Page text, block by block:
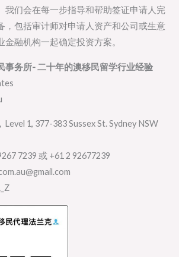
我们会在每一步指导和帮助签证申请人完
，包括审计师对申请人资产和公司或生意
金融机构一起确定投资方案。
事务所- 二十年的澳移民留学行业经验
1, 377-383 Sussex St. Sydney NSW
7239 或 +61 2 92677239